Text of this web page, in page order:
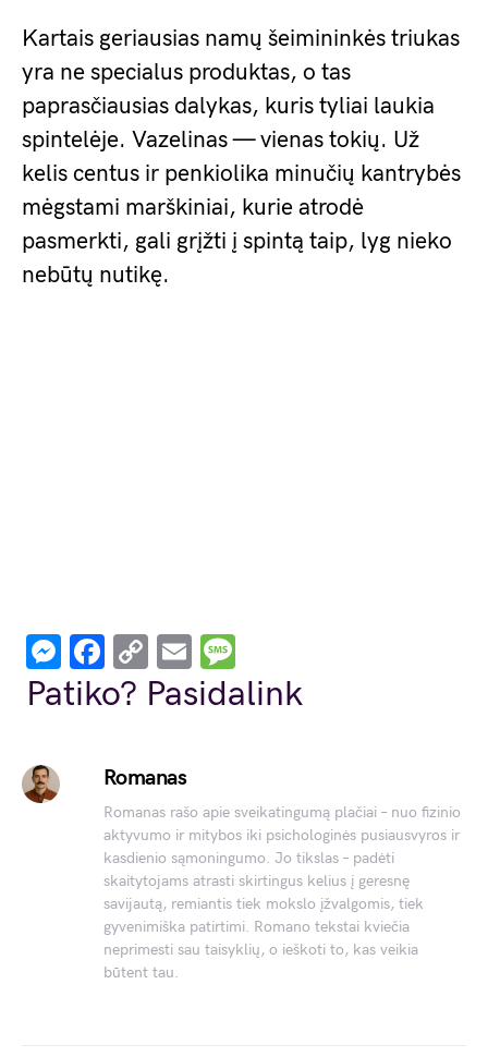
Kartais geriausias namų šeimininkės triukas
yra ne specialus produktas, o tas
paprasčiausias dalykas, kuris tyliai laukia
spintelėje. Vazelinas — vienas tokių. Už
kelis centus ir penkiolika minučių kantrybės
mėgstami marškiniai, kurie atrodė
pasmerkti, gali grįžti į spintą taip, lyg nieko
nebūtų nutikę.
Messenger
Facebook
Copy
Link
Email
Patiko? Pasidalink
Romanas
Romanas rašo apie sveikatingumą plačiai – nuo fizinio
aktyvumo ir mitybos iki psichologinės pusiausvyros ir
kasdienio sąmoningumo. Jo tikslas – padėti
skaitytojams atrasti skirtingus kelius į geresnę
savijautą, remiantis tiek mokslo įžvalgomis, tiek
gyvenimiška patirtimi. Romano tekstai kviečia
neprimesti sau taisyklių, o ieškoti to, kas veikia
būtent tau.